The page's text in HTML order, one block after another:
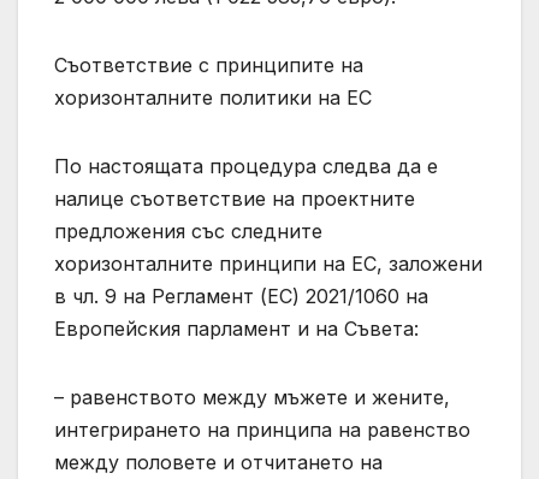
Съответствие с принципите на
хоризонталните политики на ЕС
По настоящата процедура следва да е
налице съответствие на проектните
предложения със следните
хоризонталните принципи на ЕС, заложени
в чл. 9 на Регламент (ЕС) 2021/1060 на
Европейския парламент и на Съвета:
– равенството между мъжете и жените,
интегрирането на принципа на равенство
между половете и отчитането на